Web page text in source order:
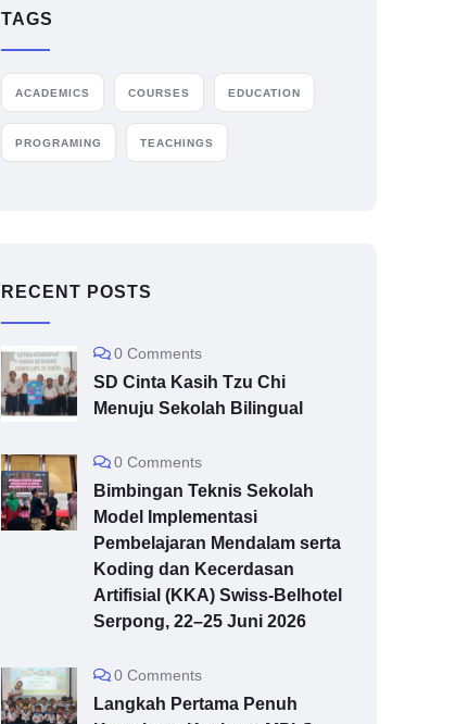
TAGS
ACADEMICS COURSES EDUCATION
PROGRAMING TEACHINGS
RECENT POSTS
0 Comments
SD Cinta Kasih Tzu Chi
Menuju Sekolah Bilingual
0 Comments
Bimbingan Teknis Sekolah
Model Implementasi
Pembelajaran Mendalam serta
Koding dan Kecerdasan
Artifisial (KKA) Swiss-Belhotel
Serpong, 22–25 Juni 2026
0 Comments
Langkah Pertama Penuh